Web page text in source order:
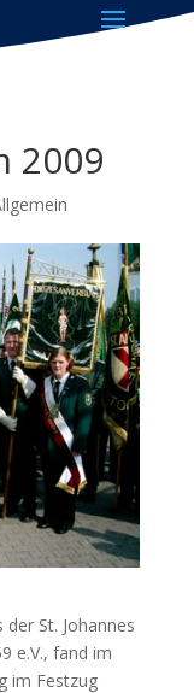
2009
St. Johannes
e.V., fand im
im Festzug